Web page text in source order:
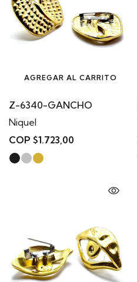
AGREGAR AL CARRITO
Z-6340-GANCHO
Niquel
COP $1.723,00